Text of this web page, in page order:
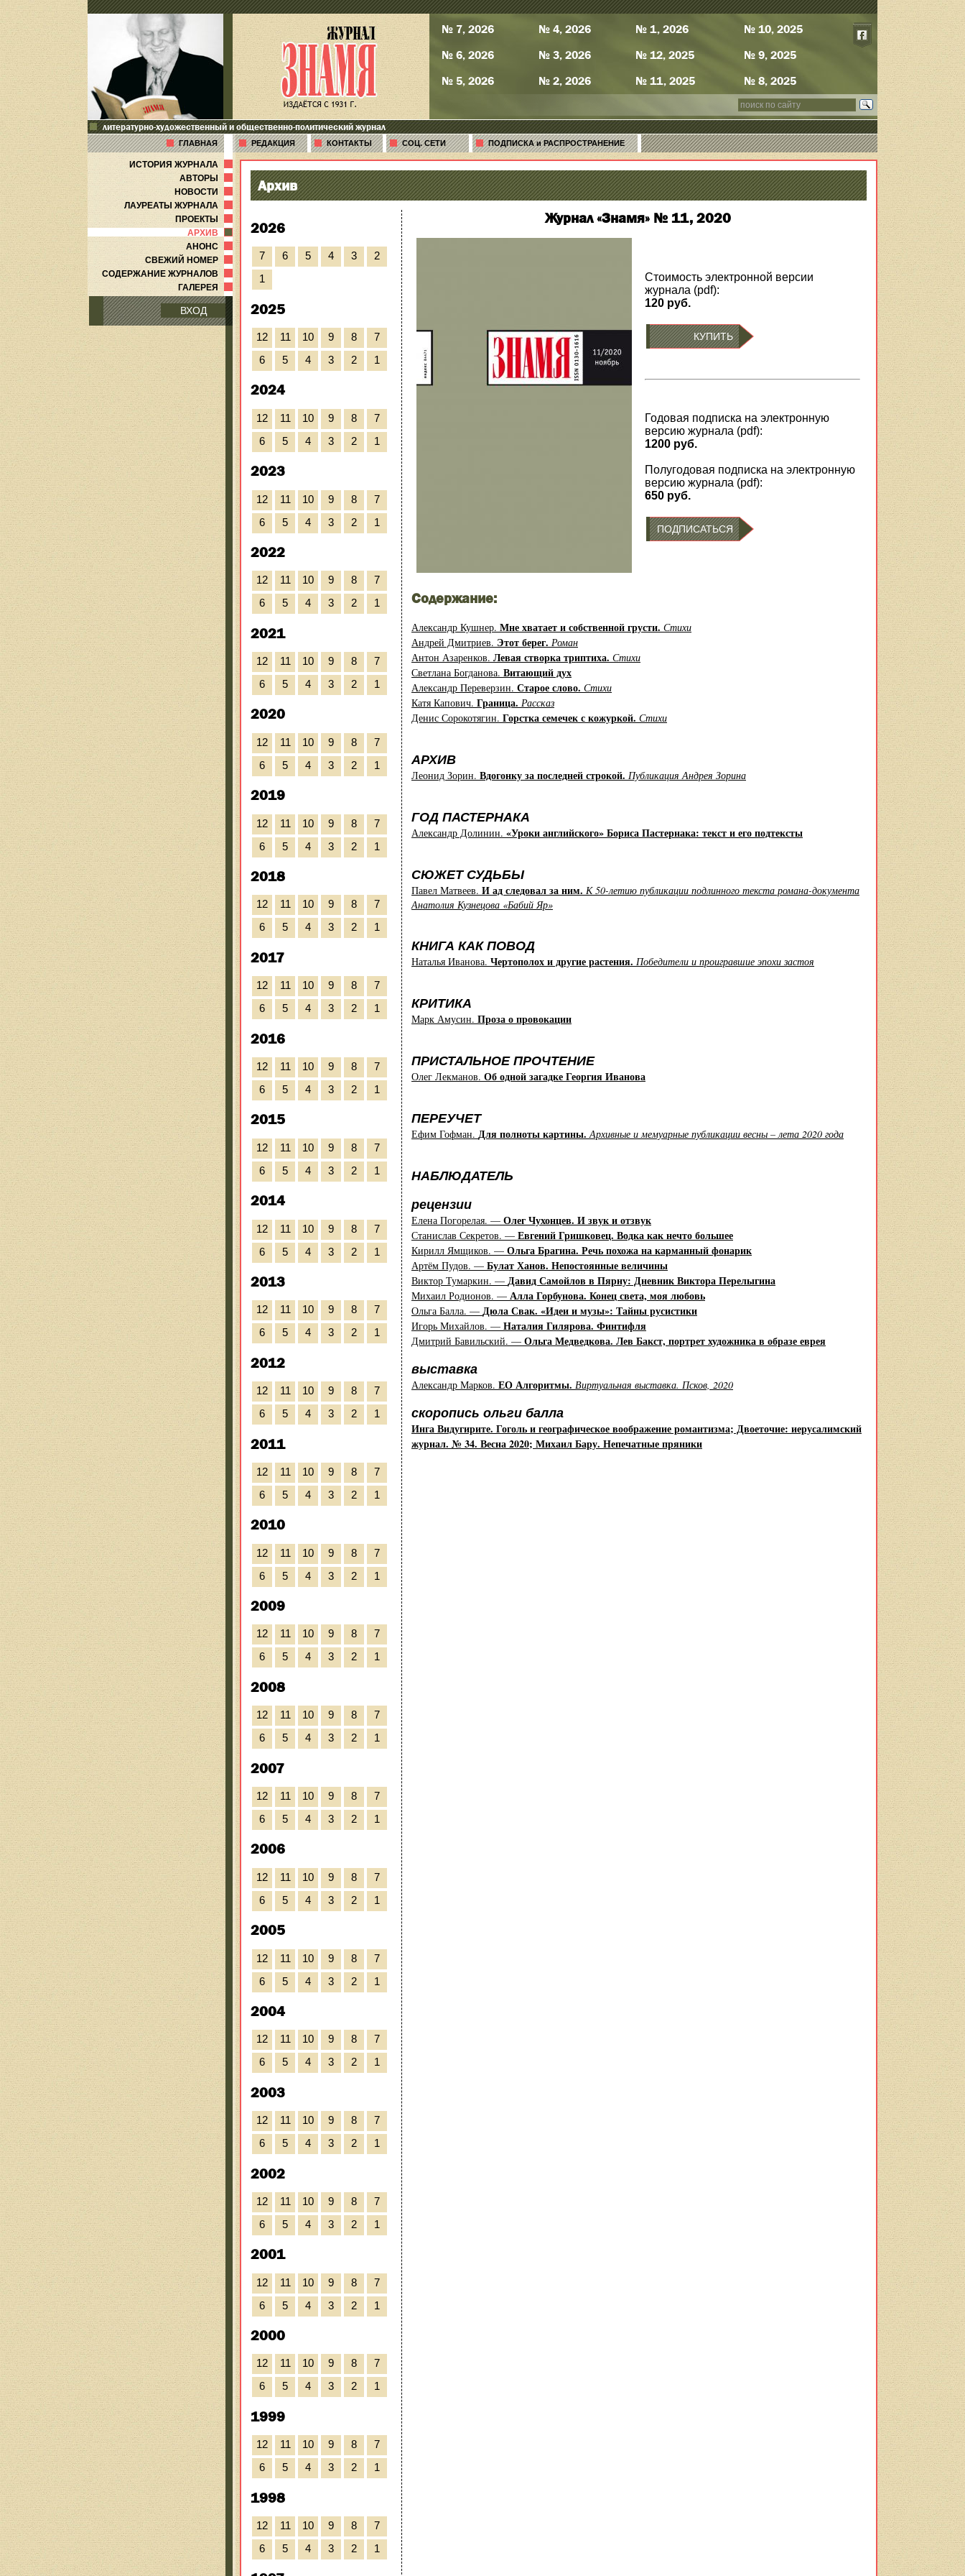
№ 7, 2026
№ 6, 2026
№ 5, 2026
№ 4, 2026
№ 3, 2026
№ 2, 2026
№ 1, 2026
№ 12, 2025
№ 11, 2025
№ 10, 2025
№ 9, 2025
№ 8, 2025
литературно-художественный и общественно-политический журнал
ГЛАВНАЯ РЕДАКЦИЯ КОНТАКТЫ СОЦ. СЕТИ ПОДПИСКА и РАСПРОСТРАНЕНИЕ
ИСТОРИЯ ЖУРНАЛА
АВТОРЫ
НОВОСТИ
ЛАУРЕАТЫ ЖУРНАЛА
ПРОЕКТЫ
АРХИВ
АНОНС
СВЕЖИЙ НОМЕР
СОДЕРЖАНИЕ ЖУРНАЛОВ
ГАЛЕРЕЯ
ВХОД
Архив
2026
7 6 5 4 3
2
1
2025
12 11 10 9 8
7
6
5 4 3 2 1
2024
12 11 10 9 8
7
6
5 4 3 2 1
2023
12 11 10 9 8
7
6
5 4 3 2 1
2022
12 11 10 9 8
7
6
5 4 3 2 1
2021
12 11 10 9 8
7
6
5 4 3 2 1
2020
12 11 10 9 8
7
6
5 4 3 2 1
2019
12 11 10 9 8
7
6
5 4 3 2 1
2018
12 11 10 9 8
7
6
5 4 3 2 1
2017
12 11 10 9 8
7
6
5 4 3 2 1
2016
12 11 10 9 8
7
6
5 4 3 2 1
2015
12 11 10 9 8
7
6
5 4 3 2 1
2014
12 11 10 9 8
7
6
5 4 3 2 1
2013
12 11 10 9 8
7
6
5 4 3 2 1
2012
12 11 10 9 8
7
6
5 4 3 2 1
2011
12 11 10 9 8
7
6
5 4 3 2 1
2010
12 11 10 9 8
7
6
5 4 3 2 1
2009
12 11 10 9 8
7
6
5 4 3 2 1
2008
12 11 10 9 8
7
6
5 4 3 2 1
2007
12 11 10 9 8
7
6
5 4 3 2 1
2006
12 11 10 9 8
7
6
5 4 3 2 1
2005
12 11 10 9 8
7
6
5 4 3 2 1
2004
12 11 10 9 8
7
6
5 4 3 2 1
2003
12 11 10 9 8
7
6
5 4 3 2 1
2002
12 11 10 9 8
7
6
5 4 3 2 1
2001
12 11 10 9 8
7
6
5 4 3 2 1
2000
12 11 10 9 8
7
6
5 4 3 2 1
1999
12 11 10 9 8
7
6
5 4 3 2 1
1998
12 11 10 9 8
7
6
5 4 3 2 1
Журнал «Знамя» № 11, 2020
Стоимость электронной версии
журнала (pdf):
120 руб.
КУПИТЬ
Годовая подписка на электронную
версию журнала (pdf):
1200 руб.
Полугодовая подписка на электронную
версию журнала (pdf):
650 руб.
ПОДПИСАТЬСЯ
Содержание:
Александр Кушнер. Мне хватает и собственной грусти. Стихи
Андрей Дмитриев. Этот берег. Роман
Антон Азаренков. Левая створка триптиха. Стихи
Светлана Богданова. Витающий дух
Александр Переверзин. Старое слово. Стихи
Катя Капович. Граница. Рассказ
Денис Сорокотягин. Горстка семечек с кожуркой. Стихи
АРХИВ
Леонид Зорин. Вдогонку за последней строкой. Публикация Андрея Зорина
ГОД ПАСТЕРНАКА
Александр Долинин. «Уроки английского» Бориса Пастернака: текст и его подтексты
СЮЖЕТ СУДЬБЫ
Павел Матвеев. И ад следовал за ним. К 50-летию публикации подлинного текста романа-документа
Анатолия Кузнецова «Бабий Яр»
КНИГА КАК ПОВОД
Наталья Иванова. Чертополох и другие растения. Победители и проигравшие эпохи застоя
КРИТИКА
Марк Амусин. Проза о провокации
ПРИСТАЛЬНОЕ ПРОЧТЕНИЕ
Олег Лекманов. Об одной загадке Георгия Иванова
ПЕРЕУЧЕТ
Ефим Гофман. Для полноты картины.Архивные и мемуарные публикации весны – лета 2020 года
НАБЛЮДАТЕЛЬ
рецензии
Елена Погорелая. — Олег Чухонцев. И звук и отзвук
Станислав Секретов. — Евгений Гришковец. Водка как нечто большее
Кирилл Ямщиков. — Ольга Брагина. Речь похожа на карманный фонарик
Артём Пудов. — Булат Ханов. Непостоянные величины
Виктор Тумаркин. — Давид Самойлов в Пярну: Дневник Виктора Перелыгина
Михаил Родионов. — Алла Горбунова. Конец света, моя любовь
Ольга Балла. — Дюла Свак. «Идеи и музы»: Тайны русистики
Игорь Михайлов. — Наталия Гилярова. Финтифля
Дмитрий Бавильский. — Ольга Медведкова. Лев Бакст, портрет художника в образе еврея
выставка
Александр Марков. ЕО Алгоритмы. Виртуальная выставка. Псков, 2020
скоропись ольги балла
Инга Видугирите. Гоголь и географическое воображение романтизма; Двоеточие: иерусалимский
журнал. № 34. Весна 2020; Михаил Бару. Непечатные пряники